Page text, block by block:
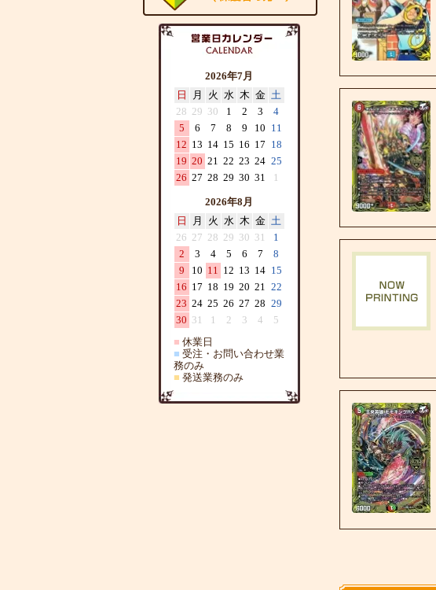
2026年7月
日
月 火 水 木 金 土
28 29 30 1 2 3
4
5
6 7 8 9 10 11
12 13 14 15 16 17 18
19 20 21 22 23 24 25
26 27 28 29 30 31 1
2026年8月
日
月 火 水 木 金 土
26 27 28 29 30 31
1
2
3 4 5 6 7
8
9
10 11 12 13 14 15
16 17 18 19 20 21 22
23 24 25 26 27 28 29
30 31 1 2 3 4
5
■ 休業日
■ 受注・お問い合わせ業
務のみ
■ 発送業務のみ